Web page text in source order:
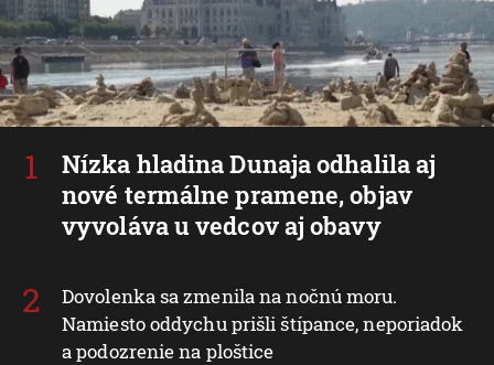
Nízka hladina Dunaja odhalila aj
nové termálne pramene, objav
vyvoláva u vedcov aj obavy
Dovolenka sa zmenila na nočnú moru.
Namiesto oddychu prišli štípance, neporiadok
a podozrenie na ploštice